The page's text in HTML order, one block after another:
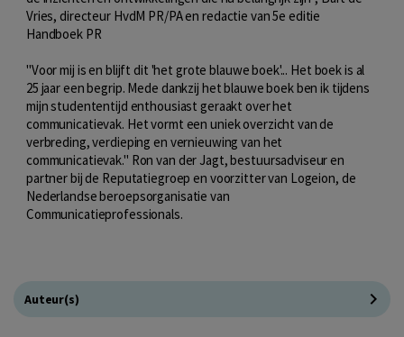
Vries, directeur HvdM PR/PA en redactie van 5e editie
Handboek PR
"Voor mij is en blijft dit 'het grote blauwe boek'... Het boek is al
25 jaar een begrip. Mede dankzij het blauwe boek ben ik tijdens
mijn studententijd enthousiast geraakt over het
communicatievak. Het vormt een uniek overzicht van de
verbreding, verdieping en vernieuwing van het
communicatievak." Ron van der Jagt, bestuursadviseur en
partner bij de Reputatiegroep en voorzitter van Logeion, de
Nederlandse beroepsorganisatie van
Communicatieprofessionals.
Auteur(s)